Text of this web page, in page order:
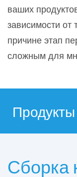
ваших
зависимости от
причине этап
сложным для
Продукты
Сборка